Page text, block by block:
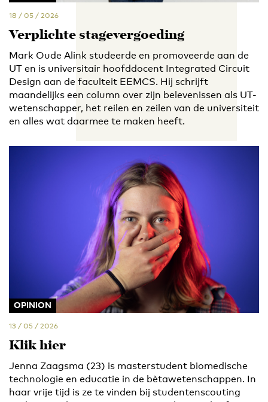
18 / 05 / 2026
Verplichte stagevergoeding
Mark Oude Alink studeerde en promoveerde aan de
UT en is universitair hoofddocent Integrated Circuit
Design aan de faculteit EEMCS. Hij schrijft
maandelijks een column over zijn belevenissen als UT-
wetenschapper, het reilen en zeilen van de universiteit
en alles wat daarmee te maken heeft.
OPINION
13 / 05 / 2026
Klik hier
Jenna Zaagsma (23) is masterstudent biomedische
technologie en educatie in de bètawetenschappen. In
haar vrije tijd is ze te vinden bij studentenscouting